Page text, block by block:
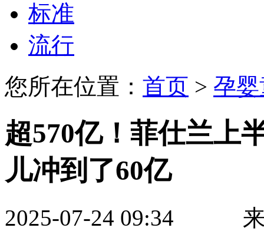
标准
流行
您所在位置： 首页 > 孕
超570亿！菲仕兰上
儿冲到了60亿
2025-07-24 09:34 来